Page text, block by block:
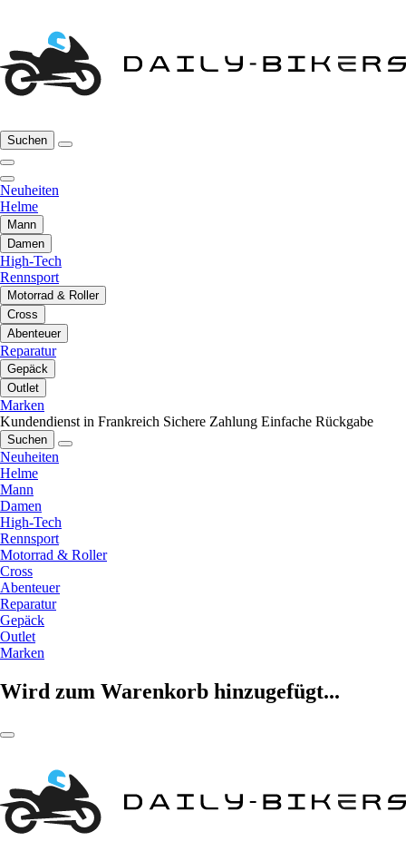
Suchen
Neuheiten
Helme
Mann
Damen
High-Tech
Rennsport
Motorrad & Roller
Cross
Abenteuer
Reparatur
Gepäck
Outlet
Marken
Kundendienst in Frankreich Sichere Zahlung Einfache Rückgabe
Suchen
Neuheiten
Helme
Mann
Damen
High-Tech
Rennsport
Motorrad & Roller
Cross
Abenteuer
Reparatur
Gepäck
Outlet
Marken
Wird zum Warenkorb hinzugefügt...